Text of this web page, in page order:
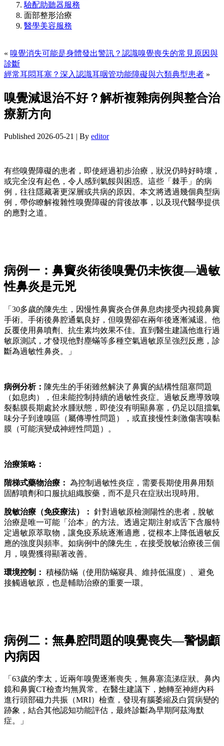
驗配助聽器服務
面部整形治療
醫學美容服務
« 嗅覺消失可能是身體發出警訊？認識嗅覺喪失的常見原因與
診斷
經常耳悶耳塞？深入認識耳咽管功能障礙與六類典型患者 »
嗅覺減退治不好？解析複雜病例與整合治
療新方向
Published 2026-05-21 | By editor
有些嗅覺障礙的患者，即使經過初步治療，狀況仍時好時壞，
或完全沒有起色，令人感到氣餒與困惑。這些「棘手」的病
例，往往隱藏著更深層或共病的原因。本文將透過幾個典型病
例，帶你瞭解複雜性嗅覺障礙的背後故事，以及現代醫學提供
的應對之道。
病例一：鼻竇炎術後嗅覺仍未恢復—過敏
性鼻炎是元兇
「30多歲的陳先生，因慢性鼻竇炎合併鼻息肉接受內視鏡鼻竇
手術。手術後鼻腔通氣良好，但嗅覺卻在兩年後逐漸減退。他
反覆使用鼻噴劑、抗生素均效果不佳。直到醫生建議他進行過
敏原測試，才發現他對塵蟎等多種空氣過敏原呈強烈反應，診
斷為過敏性鼻炎。」
病例分析： 陳先生的手術雖然解決了鼻竇的結構性阻塞問題
（如息肉），但未能控制持續的過敏性炎症。過敏反應導致嗅
裂黏膜長期處於水腫狀態，即使沒有明顯鼻塞，仍足以阻擋氣
味分子到達嗅區（屬傳導性問題），或直接慢性刺激傷害嗅黏
膜（可能演變成神經性問題）。
治療策略：
階梯式藥物治療： 為控制過敏性炎症，需要長期使用鼻用類
固醇噴劑和口服抗組織胺藥，而不是只在症狀出現時用。
脫敏治療（免疫療法）： 針對過敏原檢測陽性的患者，脫敏
治療是唯一可能「治本」的方法。透過定期注射或舌下含服特
定過敏原萃取物，讓免疫系統逐漸適應，從根本上降低過敏反
應的強度與頻率。如病例中的陳先生，在接受脫敏治療後三個
月，嗅覺獲得顯著改善。
環境控制： 積極防蟎（使用防蟎寢具、維持低濕度）、避免
接觸過敏原，也是輔助治療的重要一環。
病例二：無鼻腔問題的嗅覺喪失—警惕顱
內病因
「63歲的李太，近兩年嗅覺逐漸喪失，無鼻塞流涕症狀。鼻內
鏡和鼻竇CT檢查均無異常。在醫生建議下，她轉至神經內科
進行頭部磁力共振（MRI）檢查，發現有腦萎縮及白質病變的
跡象，結合其他認知功能評估，最終診斷為早期阿茲海默
症。」